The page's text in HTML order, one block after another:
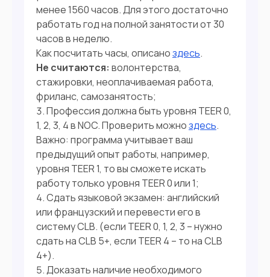
менее 1560 часов. Для этого достаточно
работать год на полной занятости от 30
часов в неделю.
Как посчитать часы, описаноздесь
Не считаются: волонтерства,
стажировки, неоплачиваемая работа,
фриланс, самозанятость;
Профессия должна быть уровня TEER 0,
1, 2, 3, 4 в NOC. Проверить можноздесь.
Важно: программа учитывает ваш
предыдущий опыт работы, например,
уровня TEER 1, то вы сможете искать
работу только уровня TEER 0 или 1;
Сдать языковой экзамен: английский
или французский и перевести его в
систему CLB. (если TEER 0, 1, 2, 3 – нужно
сдать на CLB 5+, если TEER 4 – то на CLB
4+).
Доказать наличие необходимого